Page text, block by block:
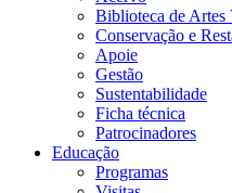
Biblioteca de Artes
Conservação e
Apoie
Gestão
Sustentabilidade
Ficha técnica
Patrocinadores
Educação
Programas